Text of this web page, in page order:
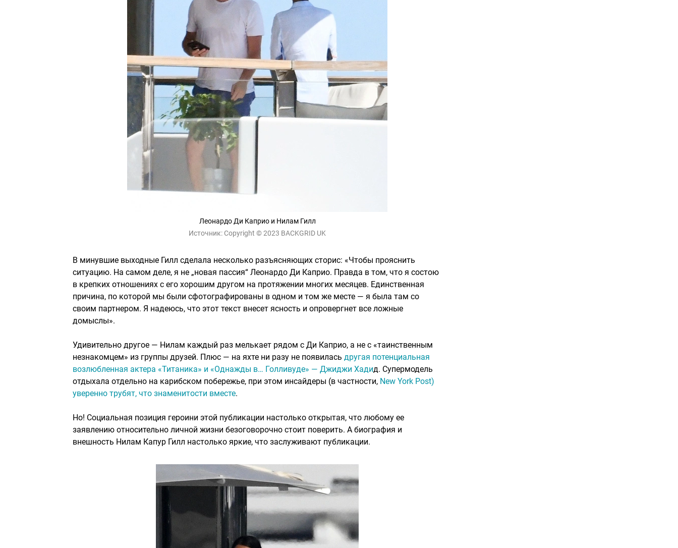
Леонардо Ди Каприо и Нилам Гилл
Источник: Copyright © 2023 BACKGRID UK
В минувшие выходные Гилл сделала несколько разъясняющих сторис: «Чтобы прояснить
ситуацию. На самом деле, я не „новая пассия“ Леонардо Ди Каприо. Правда в том, что я состою
в крепких отношениях с его хорошим другом на протяжении многих месяцев. Единственная
причина, по которой мы были сфотографированы в одном и том же месте — я была там со
своим партнером. Я надеюсь, что этот текст внесет ясность и опровергнет все ложные
домыслы».
Удивительно другое — Нилам каждый раз мелькает рядом с Ди Каприо, а не с «таинственным
незнакомцем» из группы друзей. Плюс — на яхте ни разу не появилась другая потенциальная
возлюбленная актера «Титаника» и «Однажды в… Голливуде» — Джиджи Хадид. Супермодель
отдыхала отдельно на карибском побережье, при этом инсайдеры (в частности, New York Post)
уверенно трубят, что знаменитости вместе.
Но! Социальная позиция героини этой публикации настолько открытая, что любому ее
заявлению относительно личной жизни безоговорочно стоит поверить. А биография и
внешность Нилам Капур Гилл настолько яркие, что заслуживают публикации.